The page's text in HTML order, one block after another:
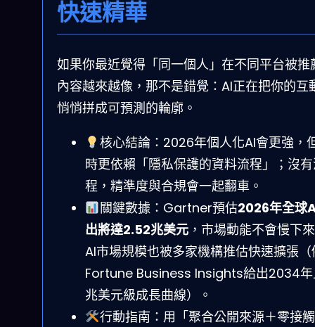
快速精華
如果你最近覺得「同一個人」在不同平台被推
內容越來越像，那不是錯覺：AI正在把你的互
悄悄拼成可預測的輪廓。
核心結論：2026年個人化AI會更強，
時更依賴「隱私保護的資料流程」；沒
程，精準度與合規會一起翻車。
關鍵數據：Gartner預估2026年全球
出將達2.52兆美元 ，市場動能不會慢下
AI市場規模也被多家機構推估快速擴張（
Fortune Business Insights給出2034年
兆美元級成長曲線）。
行動指南：用「聚合公開來源＋零接